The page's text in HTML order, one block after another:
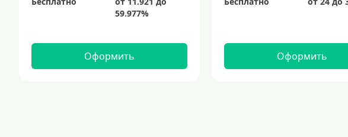
Оформить Оформить